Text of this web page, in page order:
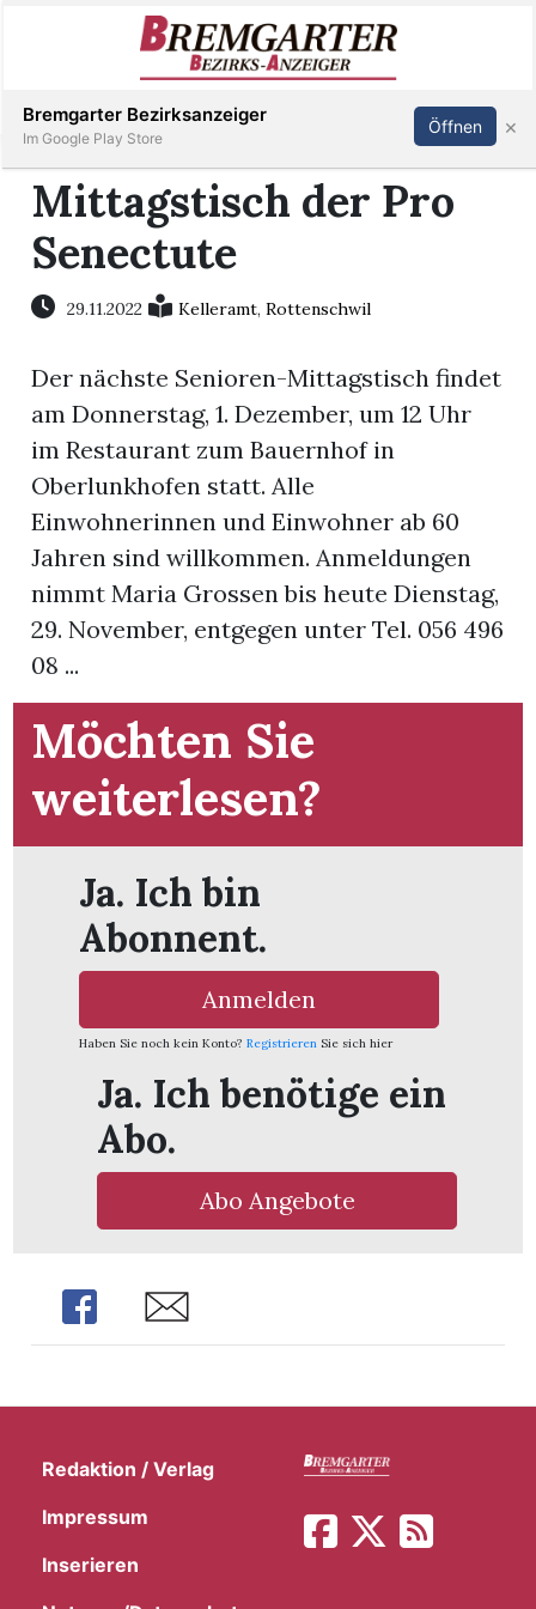
Immobilien
Veranstaltungen
Stellen
E-
Newsletter
App
Bremgarten
Inserieren Abonnieren Anmelden
Mittagstisch der Pro
Senectute
29.11.2022 Kelleramt,Rottenschwil
Der nächste Senioren-Mittagstisch findet
am Donnerstag, 1. Dezember, um 12 Uhr
im Restaurant zum Bauernhof in
Oberlunkhofen statt. Alle
Einwohnerinnen und Einwohner ab 60
Jahren sind willkommen. Anmeldungen
nimmt Maria Grossen bis heute Dienstag,
29. November, entgegen unter Tel. 056 496
08 ...
Möchten Sie
weiterlesen?
Ja. Ich bin
Abonnent.
Anmelden
Haben Sie noch kein Konto? Registrieren Sie sich hier
Ja. Ich benötige ein
Abo.
Abo Angebote
Share Share
Redaktion / Verlag
Impressum
Inserieren
Bremgarter Bezirksanzeiger
Im Google Play Store
Öffnen ×